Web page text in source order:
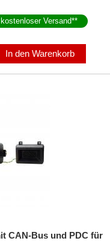
kostenloser Versand**
In den Warenkorb
CAN-Bus und PDC für